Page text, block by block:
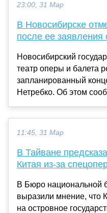
23:00, 31 Мар
В Новосибирске
после ее заявления
Новосибирский
театр оперы и балета
запланированный
Нетребко. Об этом
11:45, 31 Мар
В Тайване
Китая из-за
В Бюро национальной
выразили мнение, что
на островное